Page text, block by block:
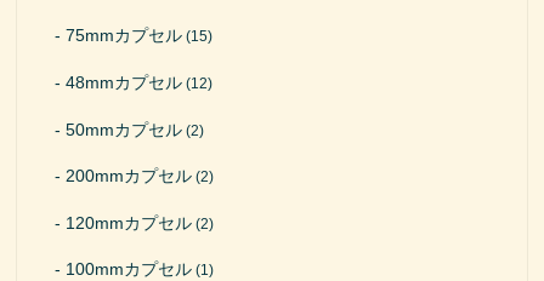
75mmカプセル (15)
48mmカプセル (12)
50mmカプセル (2)
200mmカプセル (2)
120mmカプセル (2)
100mmカプセル (1)